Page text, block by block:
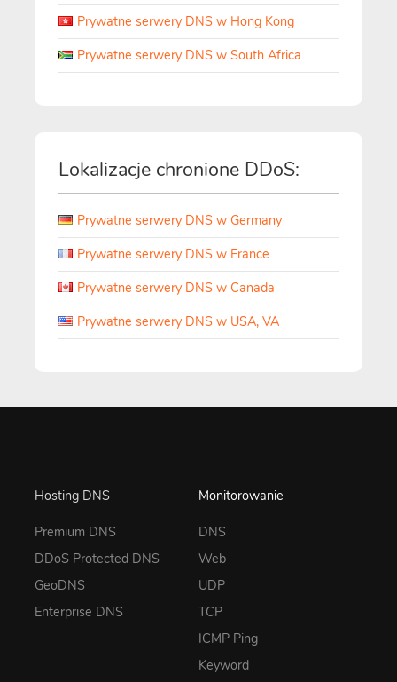
Prywatne serwery DNS w Hong Kong
Prywatne serwery DNS w South Africa
Lokalizacje chronione DDoS:
Prywatne serwery DNS w Germany
Prywatne serwery DNS w France
Prywatne serwery DNS w Canada
Prywatne serwery DNS w USA, VA
Hosting DNS
Premium DNS
DDoS Protected DNS
GeoDNS
Enterprise DNS
Monitorowanie
DNS
Web
UDP
TCP
ICMP Ping
Keyword